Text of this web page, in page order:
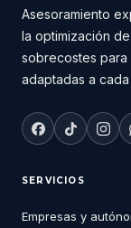
Asesoramiento
la optimización
sobrecostes para
adaptadas a
SERVICIOS
Empresas y